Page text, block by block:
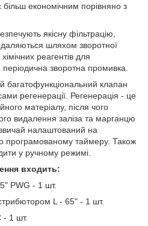
більш економічним порівняно з
якісну фільтрацію,
шляхом зворотної
реагентів для
зворотна промивка.
клапан
регенерації. Регенерація - це
матеріалу, після чого
видалення заліза та марганцю
налаштований на
програмованому таймеру. Також
у ручному режимі.
входить:
PWG - 1 шт.
L - 65" - 1 шт.
- 1 шт.